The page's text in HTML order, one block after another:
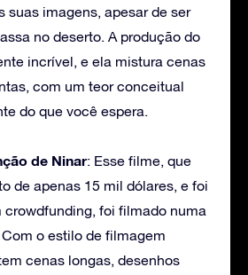
suas imagens, apesar de ser
no deserto. A produção do
incrível, e ela mistura cenas
com um teor conceitual
do que você espera.
de Ninar: Esse filme, que
de apenas 15 mil dólares, e foi
crowdfunding, foi filmado numa
o estilo de filmagem
cenas longas, desenhos